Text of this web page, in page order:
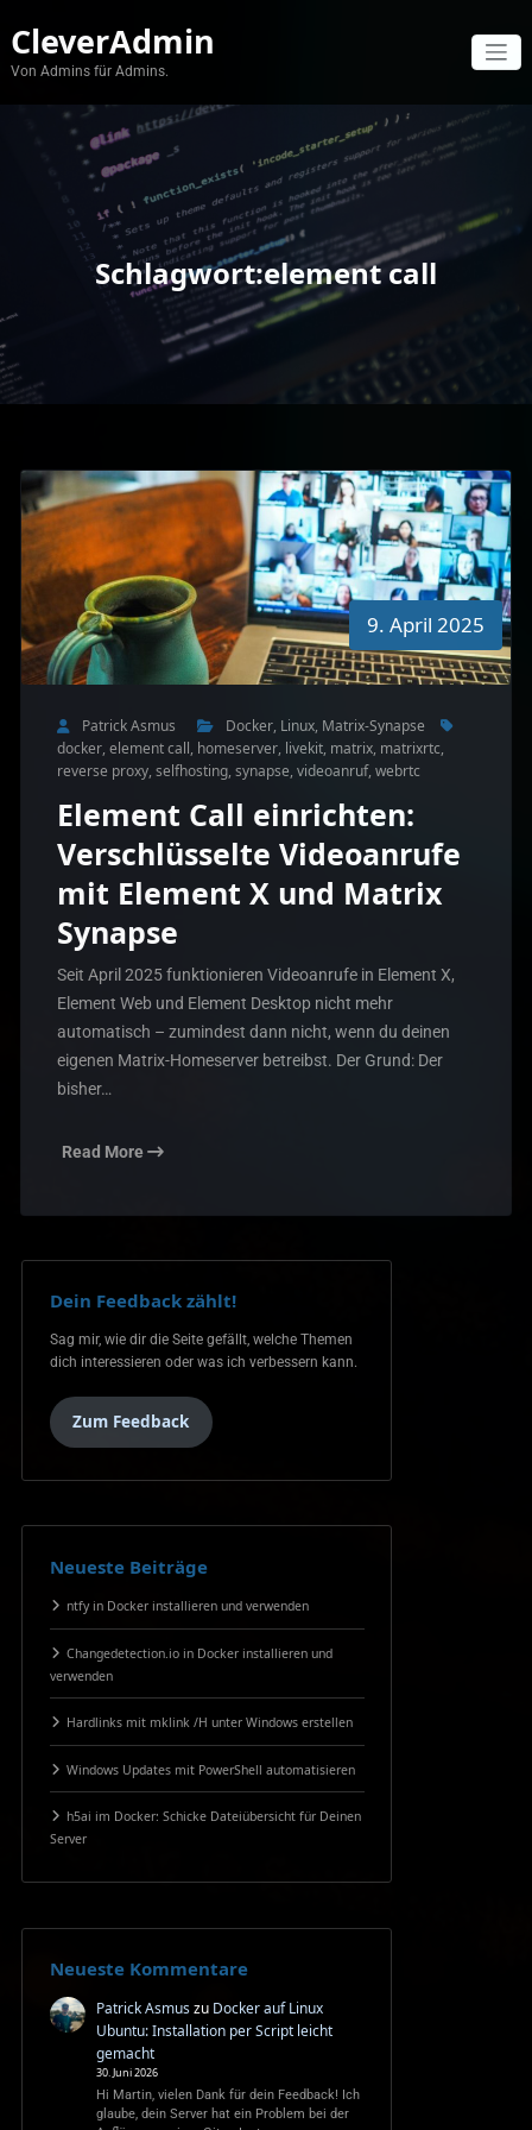
Inhalt
springen
CleverAdmin
Von Admins für Admins.
Schlagwort:element call
9. April 2025
Patrick Asmus Docker, Linux, Matrix-Synapse
docker, element call, homeserver, livekit, matrix, matrixrtc,
reverse proxy, selfhosting, synapse, videoanruf, webrtc
Element Call einrichten:
Verschlüsselte Videoanrufe
mit Element X und Matrix
Synapse
Seit April 2025 funktionieren Videoanrufe in Element X,
Element Web und Element Desktop nicht mehr
automatisch – zumindest dann nicht, wenn du deinen
eigenen Matrix-Homeserver betreibst. Der Grund: Der
bisher…
Read More
Dein Feedback zählt!
Sag mir, wie dir die Seite gefällt, welche Themen
dich interessieren oder was ich verbessern kann.
Zum Feedback
Neueste Beiträge
ntfy in Docker installieren und verwenden
Changedetection.io in Docker installieren und
verwenden
Hardlinks mit mklink /H unter Windows erstellen
Windows Updates mit PowerShell automatisieren
h5ai im Docker: Schicke Dateiübersicht für Deinen
Server
Neueste Kommentare
Patrick Asmuszu Docker auf Linux
Ubuntu: Installation per Script leicht
gemacht
30. Juni 2026
Hi Martin, vielen Dank für dein Feedback! Ich
glaube, dein Server hat ein Problem bei der